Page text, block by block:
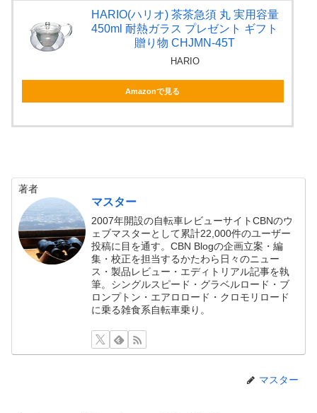
HARIO(ハリオ) 茶茶急須 丸 実用容量
450ml 耐熱ガラス プレゼント ギフト
贈り物 CHJMN-45T
HARIO
Amazonで見る
著者
マスター
2007年開設の自転車レビューサイトCBNのウ
ェブマスターとして累計22,000件のユーザー
投稿に目を通す。CBN Blogの企画立案・編
集・校正を担当するかたわら日々のニュー
ス・製品レビュー・エディトリアル記事を執
筆。シングルスピード・グラベルロード・ブ
ロンプトン・エアロロード・クロモリロード
に乗る雑食系自転車乗り。
マスター